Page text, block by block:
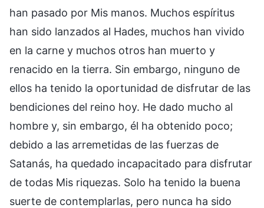
han pasado por Mis manos. Muchos espíritus
han sido lanzados al Hades, muchos han vivido
en la carne y muchos otros han muerto y
renacido en la tierra. Sin embargo, ninguno de
ellos ha tenido la oportunidad de disfrutar de las
bendiciones del reino hoy. He dado mucho al
hombre y, sin embargo, él ha obtenido poco;
debido a las arremetidas de las fuerzas de
Satanás, ha quedado incapacitado para disfrutar
de todas Mis riquezas. Solo ha tenido la buena
suerte de contemplarlas, pero nunca ha sido